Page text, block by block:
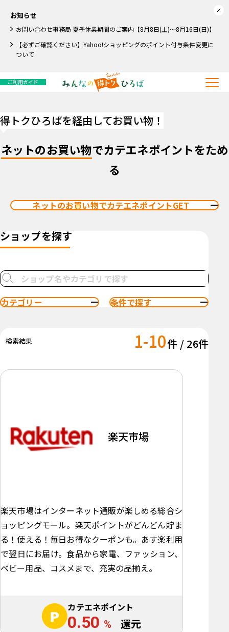
お知らせ
お問い合わせ事務局 夏季休業期間のご案内【8月8日(土)～8月16日(日)】
【必ずご確認ください】Yahoo!ショッピングのポイント付与条件変更に
ついて
ご利用ガイド
得トクひろばを経由してお買い物！
ネットのお買い物でカテエネポイントをため
る
ネットのお買い物でカテエネポイントGET
ショップを探す
カテゴリー 条件で探す
検索結果 1-10件 / 26件
楽天市場
楽天市場はインターネット通販が楽しめる総合シ
ョッピングモール。楽天ポイントがどんどん貯ま
る！使える！毎日お得なクーポンも。あす楽利用
で翌日にお届け。食品から家電、ファッション、
ベビー用品、コスメまで、充実の品揃え。
カテエネポイント
0.50 % 還元